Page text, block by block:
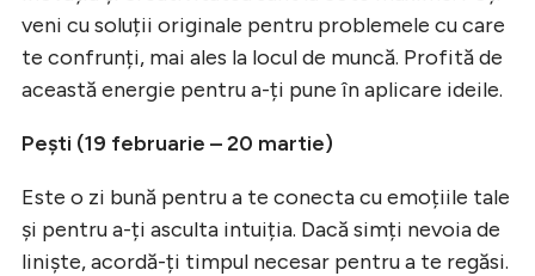
veni cu soluții originale pentru problemele cu care
te confrunți, mai ales la locul de muncă. Profită de
această energie pentru a-ți pune în aplicare ideile.
Pești (19 februarie – 20 martie)
Este o zi bună pentru a te conecta cu emoțiile tale
și pentru a-ți asculta intuiția. Dacă simți nevoia de
liniște, acordă-ți timpul necesar pentru a te regăsi.